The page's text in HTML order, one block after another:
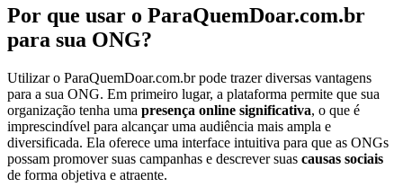
Por que usar o ParaQuemDoar.com.br
para sua ONG?
Utilizar o ParaQuemDoar.com.br pode trazer diversas vantagens
para a sua ONG. Em primeiro lugar, a plataforma permite que sua
organização tenha uma presença online significativa, o que é
imprescindível para alcançar uma audiência mais ampla e
diversificada. Ela oferece uma interface intuitiva para que as ONGs
possam promover suas campanhas e descrever suas causas sociais
de forma objetiva e atraente.